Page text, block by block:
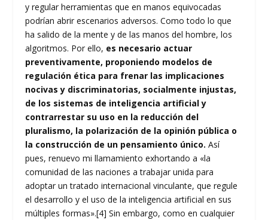
y regular herramientas que en manos equivocadas
podrían abrir escenarios adversos. Como todo lo que
ha salido de la mente y de las manos del hombre, los
algoritmos. Por ello, es necesario actuar
preventivamente, proponiendo modelos de
regulación ética para frenar las implicaciones
nocivas y discriminatorias, socialmente injustas,
de los sistemas de inteligencia artificial y
contrarrestar su uso en la reducción del
pluralismo, la polarización de la opinión pública o
la construcción de un pensamiento único. Así
pues, renuevo mi llamamiento exhortando a «la
comunidad de las naciones a trabajar unida para
adoptar un tratado internacional vinculante, que regule
el desarrollo y el uso de la inteligencia artificial en sus
múltiples formas».[4] Sin embargo, como en cualquier